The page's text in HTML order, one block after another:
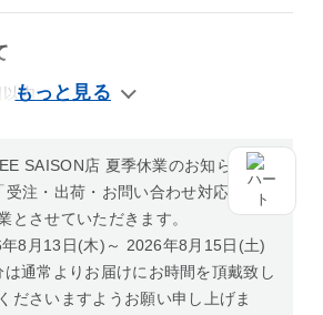
内
SAISON店 夏季休業のお知らせ】
注・出荷・お問い合わせ対応」を含
とさせていただきます。
8月13日(木)～ 2026年8月15日(土)
通常よりお届けにお時間を頂戴致し
ださいますようお願い申し上げま